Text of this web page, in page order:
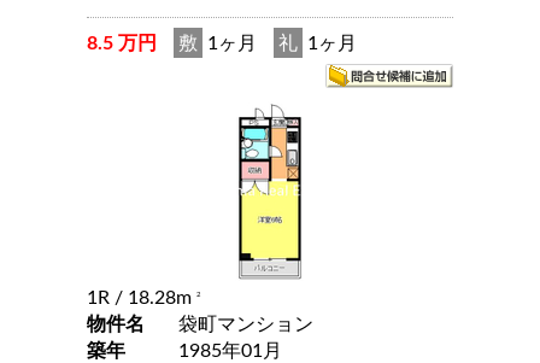
8.5 万円 敷 1ヶ月 礼 1ヶ月
1R / 18.28m 2
物件名
袋町マンション
築年
1985年01月